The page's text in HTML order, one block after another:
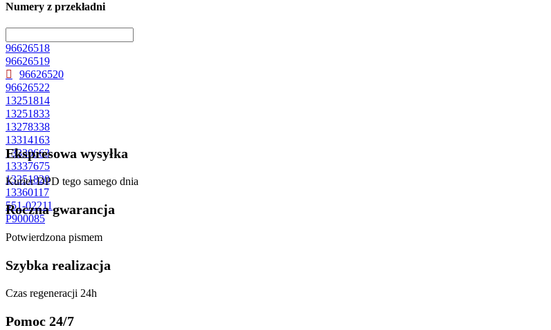
Numery z przekładni
96626518
96626519
96626520
96626522
13251814
13251833
13278338
13314163
13330663
13337675
13351820
13360117
551-02211
P900085
Ekspresowa wysyłka
Kurier DPD tego samego dnia
Roczna gwarancja
Potwierdzona pismem
Szybka realizacja
Czas regeneracji 24h
Pomoc 24/7